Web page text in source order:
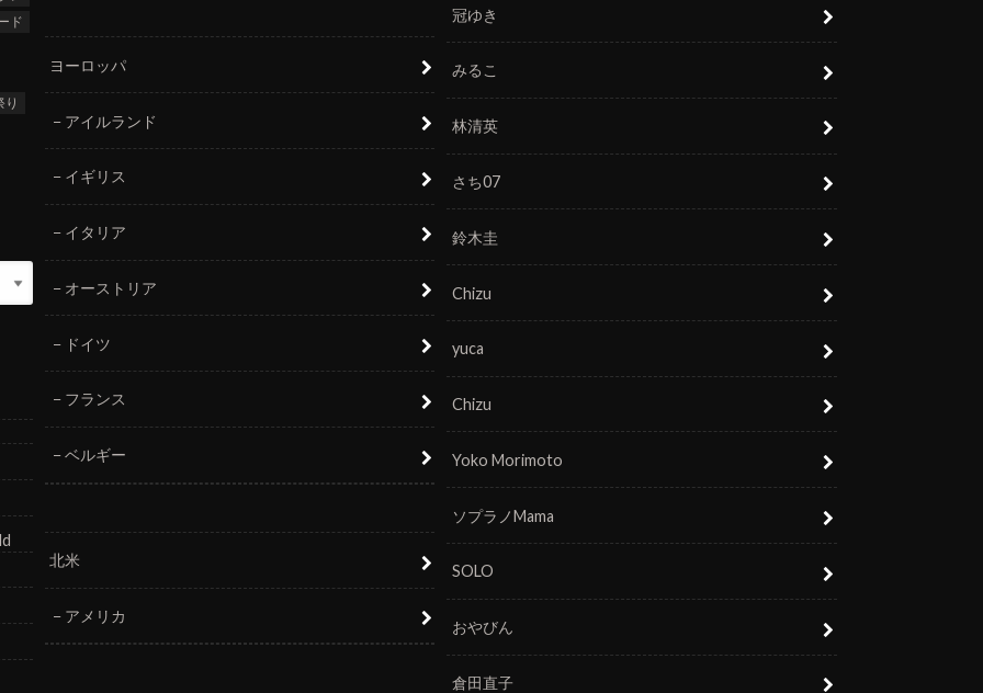
ド
り
ヨーロッパ
アイルランド
イギリス
イタリア
オーストリア
ドイツ
フランス
ベルギー
北米
アメリカ
冠ゆき
みるこ
林清英
さち07
鈴木圭
Chizu
yuca
Chizu
Yoko Morimoto
ソプラノMama
SOLO
おやびん
倉田直子